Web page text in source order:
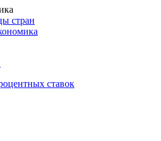
стран
ставок